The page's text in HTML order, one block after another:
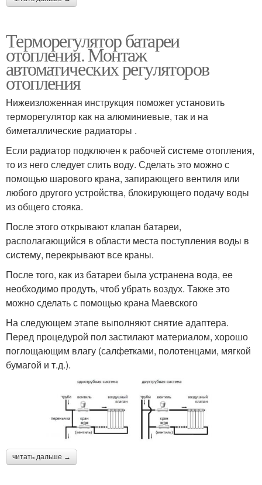
Терморегулятор батареи
отопления. Монтаж
автоматических регуляторов
отопления
Нижеизложенная инструкция поможет установить
терморегулятор как на алюминиевые, так и на
биметаллические радиаторы .
Если радиатор подключен к рабочей системе отопления,
то из него следует слить воду. Сделать это можно с
помощью шарового крана, запирающего вентиля или
любого другого устройства, блокирующего подачу воды
из общего стояка.
После этого открывают клапан батареи,
располагающийся в области места поступления воды в
систему, перекрывают все краны.
После того, как из батареи была устранена вода, ее
необходимо продуть, чтоб убрать воздух. Также это
можно сделать с помощью крана Маевского
На следующем этапе выполняют снятие адаптера.
Перед процедурой пол застилают материалом, хорошо
поглощающим влагу (салфетками, полотенцами, мягкой
бумагой и т.д.).
читать дальше →